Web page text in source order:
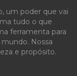
um poder que vai
tudo o que
ferramenta para
Nossa
e propósito.